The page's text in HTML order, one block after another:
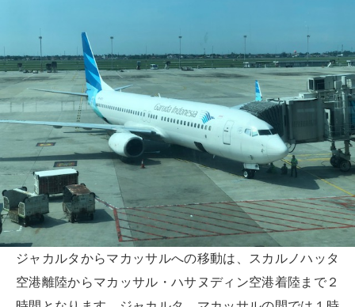
ジャカルタからマカッサルへの移動は、スカルノハッタ
空港離陸からマカッサル・ハサヌディン空港着陸まで２